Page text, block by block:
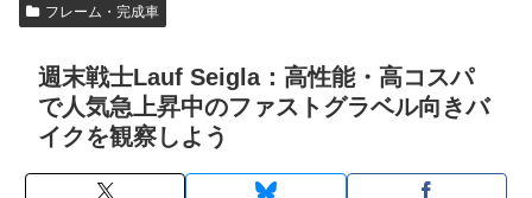
フレーム・完成車
週末戦士Lauf Seigla：高性能・高コスパ
で人気急上昇中のファストグラベル向きバ
イクを観察しよう